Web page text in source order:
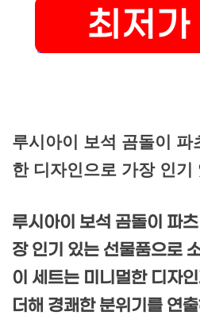
루시아이 보석 곰돌이
한 디자인으로 가장 인기
루시아이 보석 곰돌이 파
장 인기 있는 선물품으로
이 세트는 미니멀한 디자
더해 경쾌한 분위기를 연